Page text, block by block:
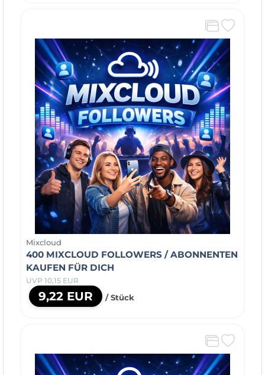
Mixcloud
400 MIXCLOUD FOLLOWERS / ABONNENTEN
KAUFEN FÜR DICH
UVP 10,15 EUR
9,22 EUR / Stück